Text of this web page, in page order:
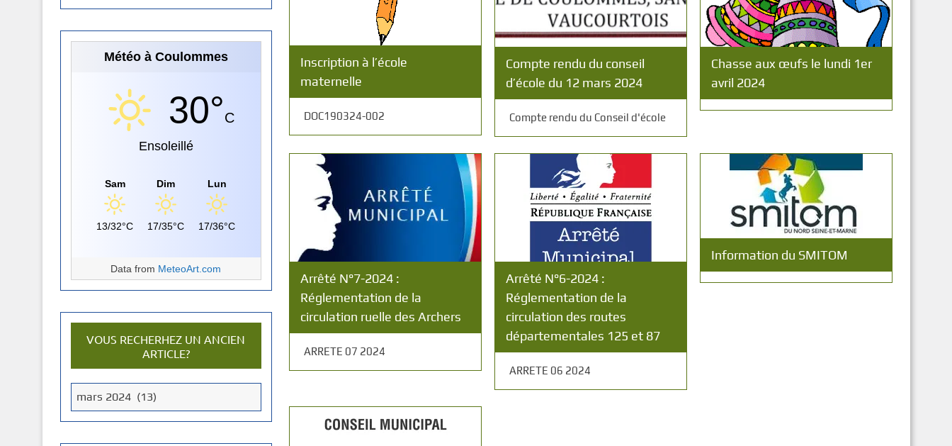
Inscription à l’école
maternelle
DOC190324-002
Compte rendu du conseil
d’école du 12 mars 2024
Compte rendu du Conseil d'école
Chasse aux œufs le lundi 1er
avril 2024
Arrêté N°7-2024 :
Réglementation de la
circulation ruelle des Archers
ARRETE 07 2024
Arrêté N°6-2024 :
Réglementation de la
circulation des routes
départementales 125 et 87
ARRETE 06 2024
Information du SMITOM
Météo à Coulommes
30°C
Ensoleillé
Sam
13/32°C
Dim
17/35°C
Lun
17/36°C
Data from MeteoArt.com
VOUS RECHERHEZ UN ANCIEN
ARTICLE?
o
u
s
mars 2024 (13)